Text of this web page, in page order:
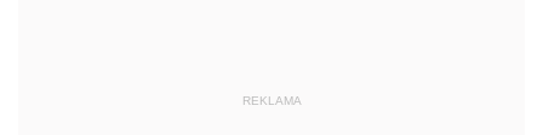
REKLAMA